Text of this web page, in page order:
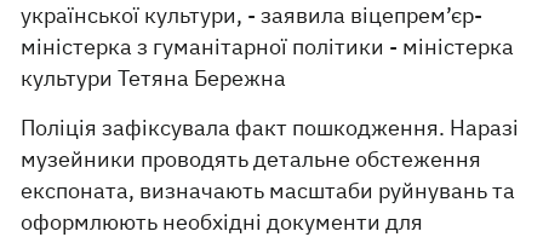
української культури, - заявила віцепрем’єр-
міністерка з гуманітарної політики - міністерка
культури Тетяна Бережна
Поліція зафіксувала факт пошкодження. Наразі
музейники проводять детальне обстеження
експоната, визначають масштаби руйнувань та
оформлюють необхідні документи для